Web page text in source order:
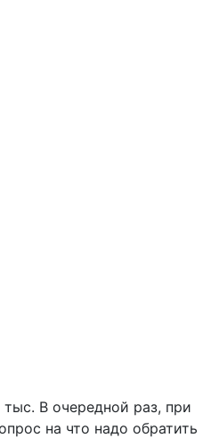
В очередной раз, при
на что надо обратить